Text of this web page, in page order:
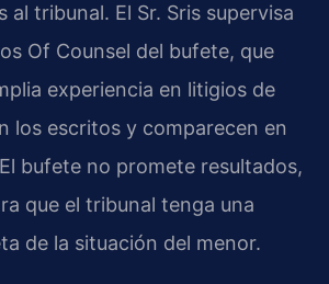
al tribunal. El Sr. Sris supervisa
Of Counsel del bufete, que
experiencia en litigios de
los escritos y comparecen en
bufete no promete resultados,
que el tribunal tenga una
de la situación del menor.